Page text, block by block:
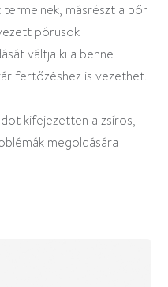
másrészt a bőr
pórusok
váltja ki a benne
fertőzéshez is vezethet.
kifejezetten a zsíros,
megoldására